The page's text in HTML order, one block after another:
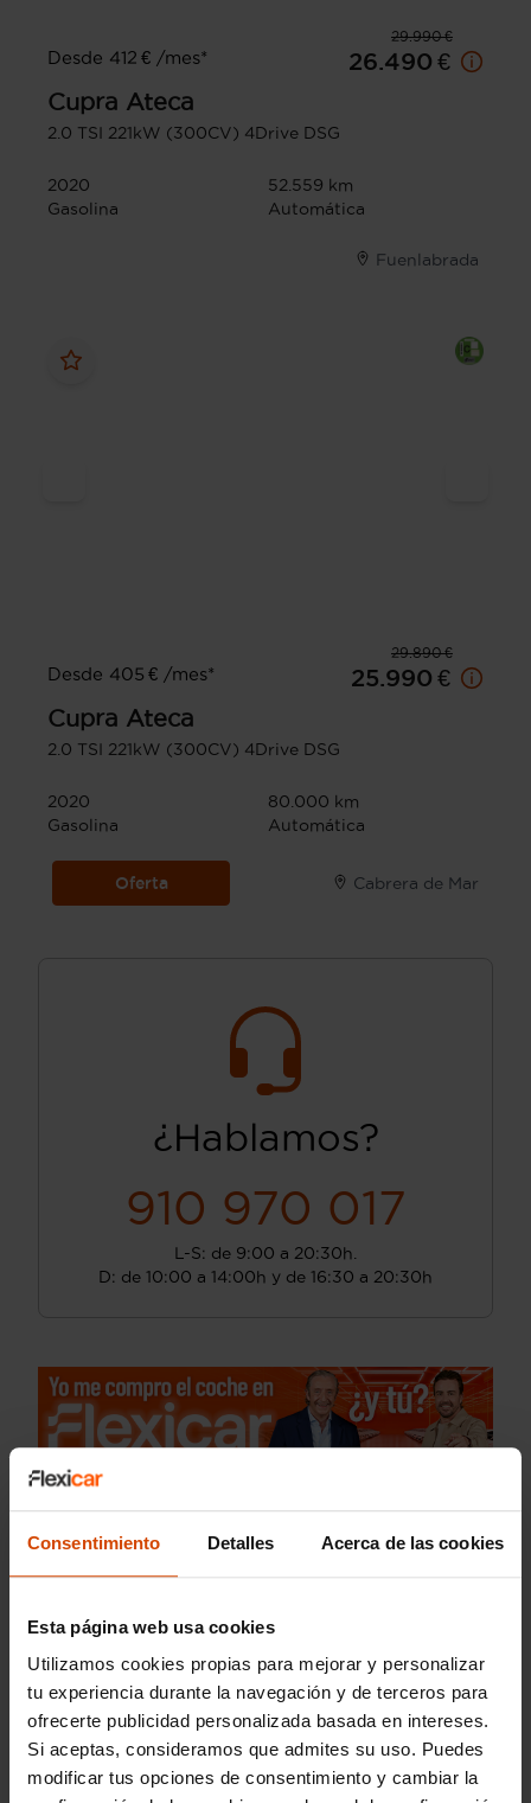
Consentimiento Detalles Acerca de las cookies
Esta página web usa cookies
Utilizamos cookies propias para mejorar y personalizar
tu experiencia durante la navegación y de terceros para
ofrecerte publicidad personalizada basada en intereses.
Si aceptas, consideramos que admites su uso. Puedes
modificar tus opciones de consentimiento y cambiar la
29.990 €
Desde 412 € /mes*
26.490 €
Cupra Ateca
2.0 TSI 221kW (300CV) 4Drive DSG
2020
52.559 km
Gasolina
Automática
Fuenlabrada
29.890 €
Desde 405 € /mes*
25.990 €
Cupra Ateca
2.0 TSI 221kW (300CV) 4Drive DSG
2020
80.000 km
Gasolina
Automática
Oferta Cabrera de Mar
¿Hablamos?
910 970 017
L-S: de 9:00 a 20:30h.
D: de 10:00 a 14:00h y de 16:30 a 20:30h